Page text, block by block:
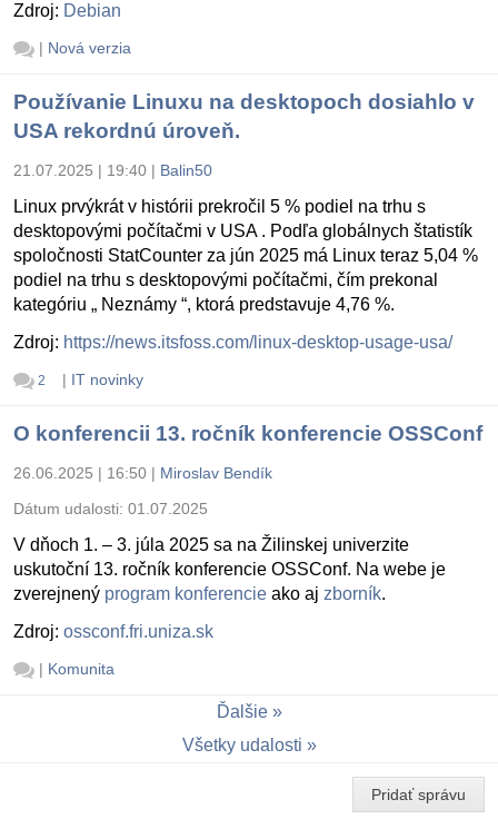
Zdroj: Debian
| Nová verzia
Používanie Linuxu na desktopoch dosiahlo v
USA rekordnú úroveň.
21.07.2025 | 19:40 | Balin50
Linux prvýkrát v histórii prekročil 5 % podiel na trhu s
desktopovými počítačmi v USA . Podľa globálnych štatistík
spoločnosti StatCounter za jún 2025 má Linux teraz 5,04 %
podiel na trhu s desktopovými počítačmi, čím prekonal
kategóriu „ Neznámy “, ktorá predstavuje 4,76 %.
Zdroj: https://news.itsfoss.com/linux-desktop-usage-usa/
2 | IT novinky
O konferencii 13. ročník konferencie OSSConf
26.06.2025 | 16:50 | Miroslav Bendík
Dátum udalosti: 01.07.2025
V dňoch 1. – 3. júla 2025 sa na Žilinskej univerzite
uskutoční 13. ročník konferencie OSSConf. Na webe je
zverejnený program konferencie ako aj zborník.
Zdroj: ossconf.fri.uniza.sk
| Komunita
Ďalšie
Všetky udalosti
Pridať správu